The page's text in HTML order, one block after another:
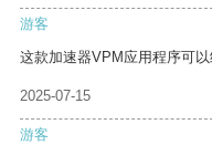
游客
这款加速器VPM应用程序可
2025-07-15
游客